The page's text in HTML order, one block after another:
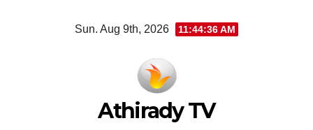
Sun. Aug 9th, 2026 11:44:36 AM
Athirady TV